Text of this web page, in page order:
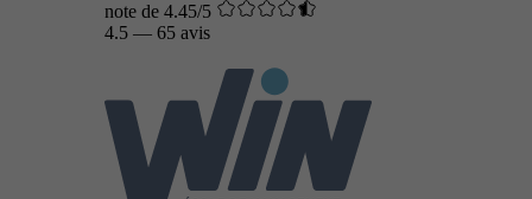
note de 4.45/5
4.5 — 65 avis